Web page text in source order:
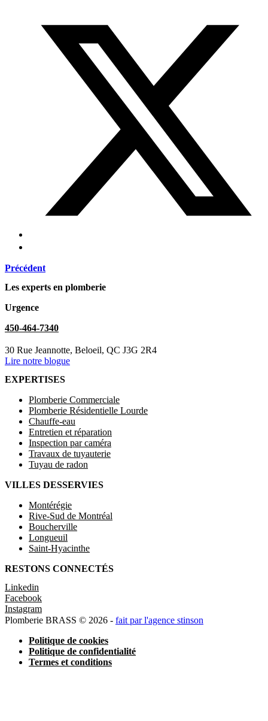
Précédent
Les experts en plomberie
Urgence
450-464-7340
30 Rue Jeannotte, Beloeil, QC J3G 2R4
Lire notre blogue
EXPERTISES
Plomberie Commerciale
Plomberie Résidentielle Lourde
Chauffe-eau
Entretien et réparation
Inspection par caméra
Travaux de tuyauterie
Tuyau de radon
VILLES DESSERVIES
Montérégie
Rive-Sud de Montréal
Boucherville
Longueuil
Saint-Hyacinthe
RESTONS CONNECTÉS
Linkedin
Facebook
Instagram
Plomberie BRASS © 2026 - fait par l'agence stinson
Politique de cookies
Politique de confidentialité
Termes et conditions